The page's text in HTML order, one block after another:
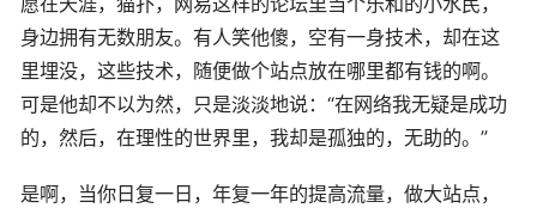
身边拥有无数朋友。有人笑他傻，空有一身技术，却在这
里埋没，这些技术，随便做个站点放在哪里都有钱的啊。
可是他却不以为然，只是淡淡地说：“在网络我无疑是成功
的，然后，在理性的世界里，我却是孤独的，无助的。”
是啊，当你日复一日，年复一年的提高流量，做大站点，